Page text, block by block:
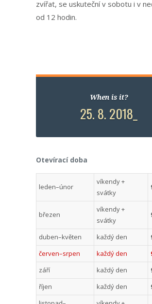
zvířat, se uskuteční v sobotu i v
od 12 hodin.
When is it?
25. 8. 2018_
Otevírací doba
leden–únor
víkendy +
svátky
březen
víkendy +
svátky
duben–květen každý den
červen–srpen
každý den
září
každý den
říjen
každý den